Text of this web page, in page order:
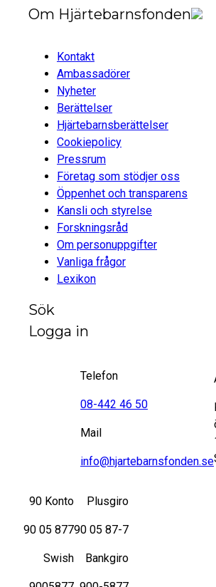
Om Hjärtebarnsfonden
Kontakt
Ambassadörer
Nyheter
Berättelser
Hjärtebarnsberättelser
Cookiepolicy
Pressrum
Företag som stödjer oss
Öppenhet och transparens
Kansli och styrelse
Forskningsråd
Om personuppgifter
Vanliga frågor
Lexikon
Sök
Logga in
Telefon
08-442 46 50
Mail
info@hjartebarnsfonden.se
90 Konto
90 05 877
Swish
Plusgiro
90 05 87-7
Bankgiro